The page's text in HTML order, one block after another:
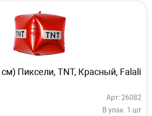
Пиксели, TNT, Красный, Falali
Арт: 26082
В упак: 1 шт